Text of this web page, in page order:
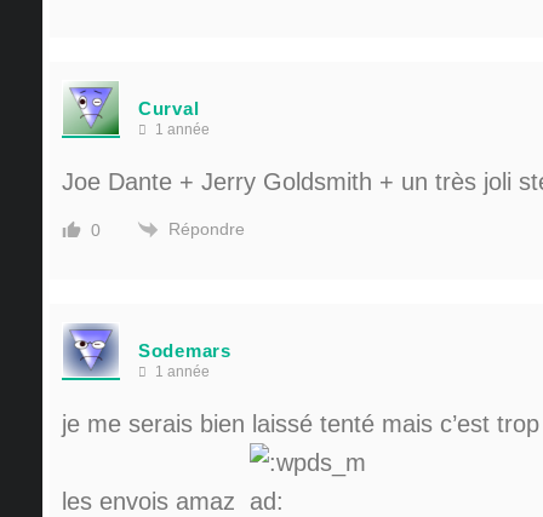
Curval
1 année
Joe Dante + Jerry Goldsmith + un très joli
0 Répondre
Sodemars
1 année
je me serais bien laissé tenté mais c’est
les envois amaz